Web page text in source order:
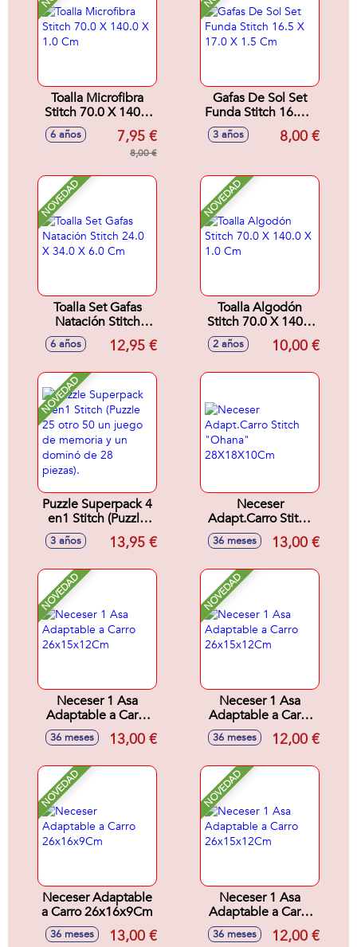
Toalla Microfibra
Stitch 70.0 X 140.0
X 1.0 Cm
6 años 7,95 €
8,00 €
Gafas De Sol Set
Funda Stitch 16.5 X
17.0 X 1.5 Cm
3 años 8,00 €
NOVEDAD
Toalla Set Gafas
Natación Stitch
24.0 X 34.0 X 6.0
6 años 12,95 €
NOVEDAD
Toalla Algodón
Stitch 70.0 X 140.0
X 1.0 Cm
2 años 10,00 €
NOVEDAD
Puzzle Superpack 4
en1 Stitch (Puzzle
25 otro 50 un juego
de memoria y un
piezas).
3 años 13,95 €
Neceser
Adapt.Carro Stitch
"Ohana"
28X18X10Cm
36 meses 13,00 €
NOVEDAD
Neceser 1 Asa
Adaptable a Carro
26x15x12Cm
36 meses 13,00 €
NOVEDAD
Neceser 1 Asa
Adaptable a Carro
26x15x12Cm
36 meses 12,00 €
NOVEDAD
Neceser Adaptable
a Carro 26x16x9Cm
36 meses 13,00 €
NOVEDAD
Neceser 1 Asa
Adaptable a Carro
26x15x12Cm
36 meses 12,00 €